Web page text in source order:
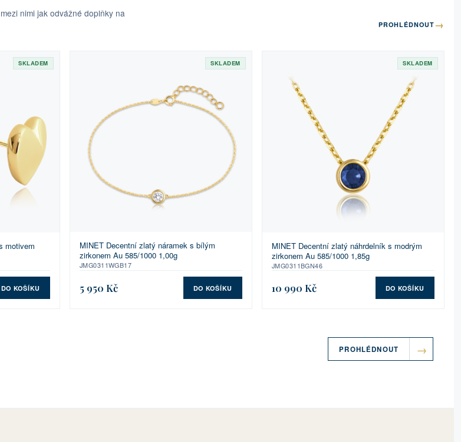
nimi jak odvážné doplňky na
PROHLÉDNOUT →
SKLADEM
motivem
DO KOŠÍKU
SKLADEM
MINET Decentní zlatý náramek s bílým
zirkonem Au 585/1000 1,00g
JMG0311WGB17
5 950 Kč DO KOŠÍKU
SKLADEM
MINET Decentní zlatý náhrdelník s modrým
zirkonem Au 585/1000 1,85g
JMG0311BGN46
10 990 Kč DO KOŠÍKU
PROHLÉDNOUT